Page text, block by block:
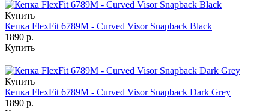
Купить
Кепка FlexFit 6789M - Curved Visor Snapback Black
1890 р.
Купить
Купить
Кепка FlexFit 6789M - Curved Visor Snapback Dark Grey
1890 р.